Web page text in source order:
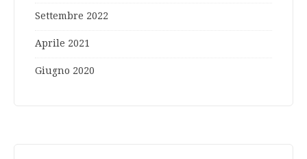
Settembre 2022
Aprile 2021
Giugno 2020